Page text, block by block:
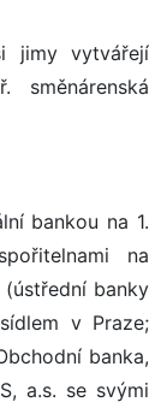
jimy vytvářejí
bankou na 1.
na
banky
v Praze;
banka,
a.s. se svými